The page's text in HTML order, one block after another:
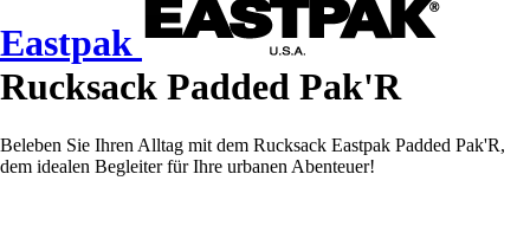
Eastpak
Rucksack Padded Pak'R
Beleben Sie Ihren Alltag mit dem Rucksack Eastpak Padded Pak'R,
dem idealen Begleiter für Ihre urbanen Abenteuer!